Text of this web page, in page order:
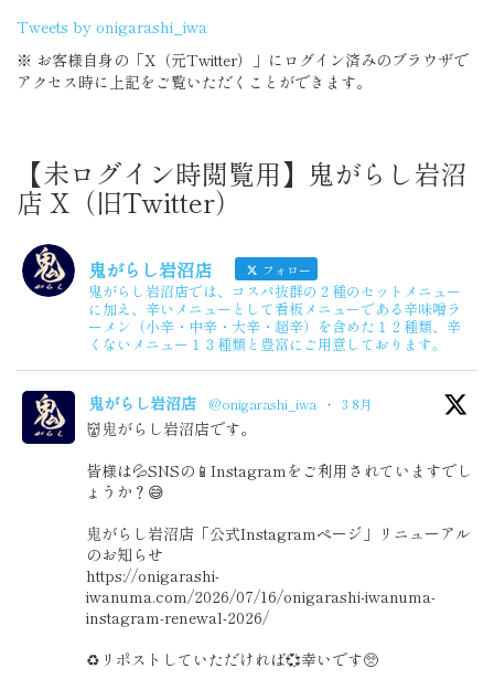
Tweets by onigarashi_iwa
※ お客様自身の「X（元Twitter）」にログイン済みのブラウザで
アクセス時に上記をご覧いただくことができます。
【未ログイン時閲覧用】鬼がらし岩沼
店 X（旧Twitter）
鬼がらし岩沼店 フォロー
鬼がらし岩沼店では、コスパ抜群の２種のセットメニュー
に加え、辛いメニューとして看板メニューである辛味噌ラ
ーメン（小辛・中辛・大辛・超辛）を含めた１２種類、辛
くないメニュー１３種類と豊富にご用意しております。
鬼がらし岩沼店 @onigarashi_iwa · 3 8月
👹鬼がらし岩沼店です。
皆様は💦SNSの📱Instagramをご利用されていますでし
ょうか？😅
鬼がらし岩沼店「公式Instagramページ」リニューアル
のお知らせ
https://onigarashi-
iwanuma.com/2026/07/16/onigarashi-iwanuma-
instagram-renewal-2026/
♻️リポストしていただければ💞幸いです🥺